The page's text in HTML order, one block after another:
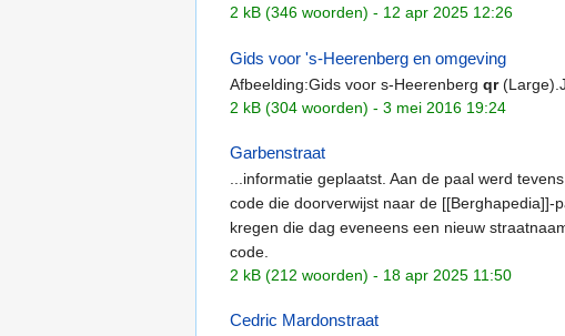
2 kB (346 woorden) - 12 apr 2025 12:26
Gids voor 's-Heerenberg en omgeving
Afbeelding:Gids voor s-Heerenberg qr
2 kB (304 woorden) - 3 mei 2016 19:24
Garbenstraat
...informatie geplaatst. Aan de paal werd
code die doorverwijst naar de [[Berghapedia]]-
kregen die dag eveneens een nieuw
code.
2 kB (212 woorden) - 18 apr 2025 11:50
Cedric Mardonstraat